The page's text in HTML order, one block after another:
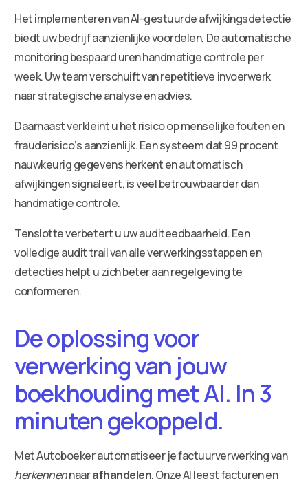
Het implementeren van AI-gestuurde afwijkingsdetectie
biedt uw bedrijf aanzienlijke voordelen. De automatische
monitoring bespaard uren handmatige controle per
week. Uw team verschuift van repetitieve invoerwerk
naar strategische analyse en advies.
Daarnaast verkleint u het risico op menselijke fouten en
frauderisico’s aanzienlijk. Een systeem dat 99 procent
nauwkeurig gegevens herkent en automatisch
afwijkingen signaleert, is veel betrouwbaarder dan
handmatige controle.
Tenslotte verbetert u uw auditeedbaarheid. Een
volledige audit trail van alle verwerkingsstappen en
detecties helpt u zich beter aan regelgeving te
conformeren.
De oplossing voor
verwerking van jouw
boekhouding met AI. In 3
minuten gekoppeld.
Met Autoboeker automatiseer je factuurverwerking van
herkennennaarafhandelen. Onze AI leest facturen en